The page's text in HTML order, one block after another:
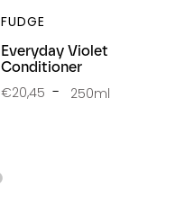
Everyday Violet
Conditioner
FUDGE
€20,45 250ml